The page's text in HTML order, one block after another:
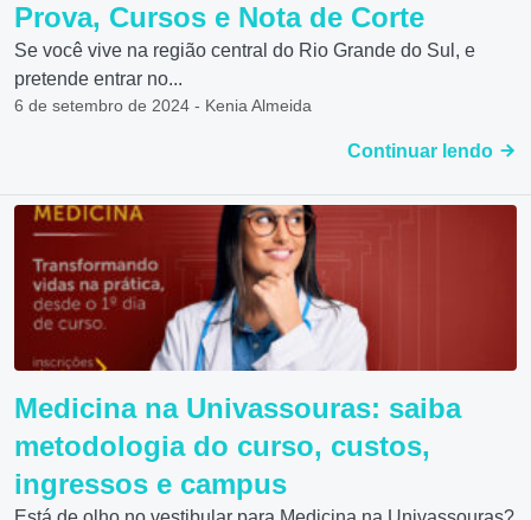
‌Prova, Cursos e Nota‌ ‌de‌ ‌Corte‌
Se você vive na região central do Rio Grande do Sul, e
pretende entrar no...
6 de setembro de 2024 - Kenia Almeida
Continuar lendo
Medicina na Univassouras: saiba
metodologia do curso, custos,
ingressos e campus